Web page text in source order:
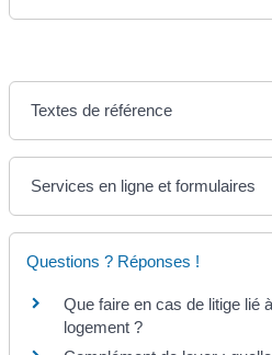
Textes de référence
Services en ligne et formulaires
Questions ? Réponses !
Que faire en cas de litige lié
logement ?